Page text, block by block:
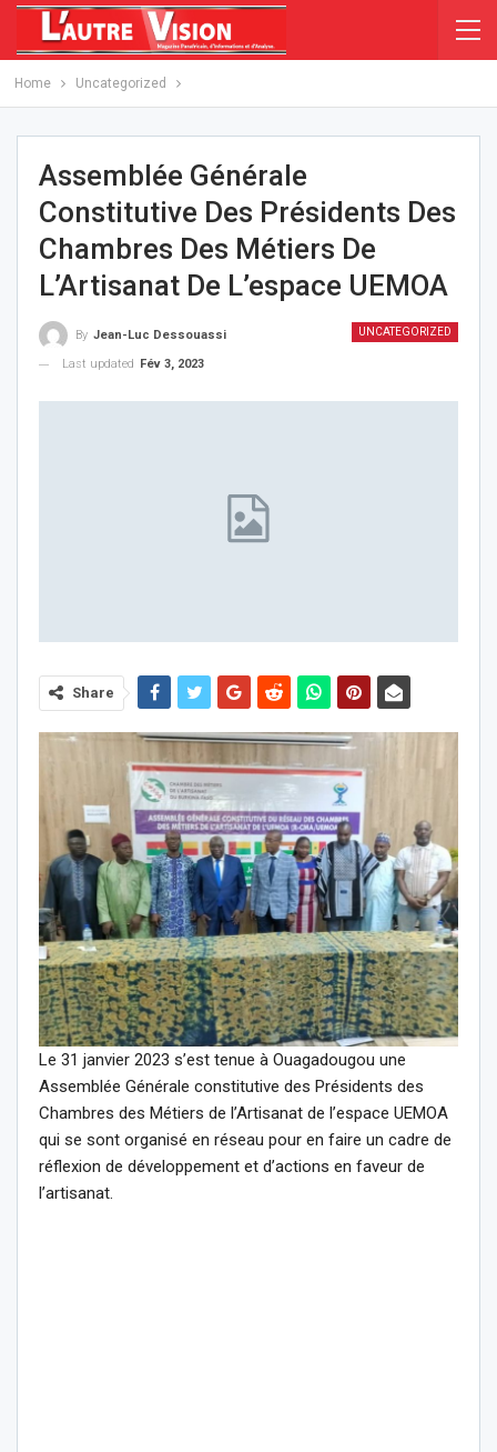
Home Uncategorized
Assemblée Générale
Constitutive Des Présidents Des
Chambres Des Métiers De
L’Artisanat De L’espace UEMOA
UNCATEGORIZED
By Jean-Luc Dessouassi
Last updated
Fév 3, 2023
Share
Le 31 janvier 2023 s’est tenue à Ouagadougou une
Assemblée Générale constitutive des Présidents des
Chambres des Métiers de l’Artisanat de l’espace UEMOA
qui se sont organisé en réseau pour en faire un cadre de
réflexion de développement et d’actions en faveur de
l’artisanat.